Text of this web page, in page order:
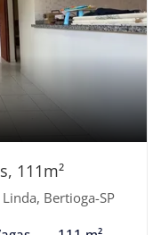
111m²
Bertioga-SP